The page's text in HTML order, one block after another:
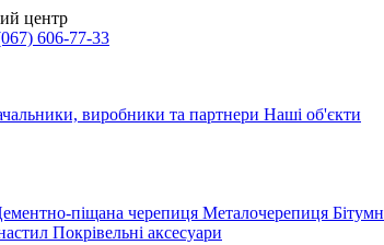
центр
606-77-33
виробники та партнери Наші об'єкти
піщана черепиця Металочерепиця
Покрівельні аксесуари